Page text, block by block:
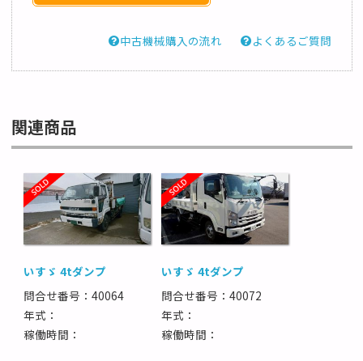
中古機械購入の流れ よくあるご質問
関連商品
いすゞ 4tダンプ
問合せ番号：40064
年式：
稼働時間：
いすゞ 4tダンプ
問合せ番号：40072
年式：
稼働時間：